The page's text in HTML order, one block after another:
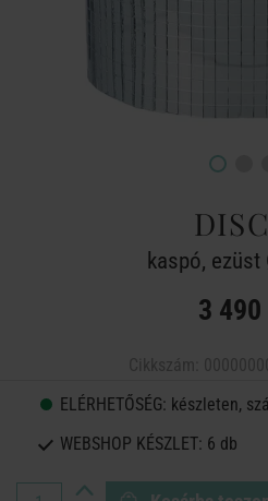
kaspó,
3 490
ELÉRHETŐSÉG: készleten,
WEBSHOP KÉSZLET: 6 db